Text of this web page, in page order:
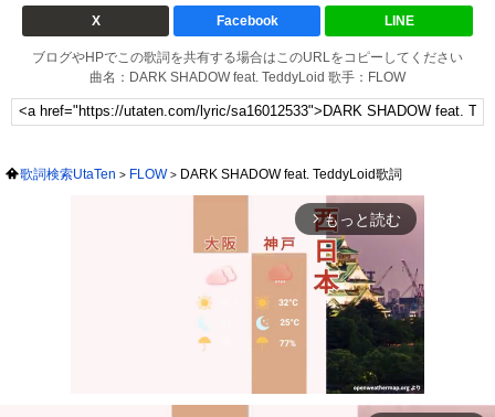
X Facebook LINE
ブログやHPでこの歌詞を共有する場合はこのURLをコピーしてください
曲名：DARK SHADOW feat. TeddyLoid 歌手：FLOW
歌詞検索UtaTen FLOW DARK SHADOW feat. TeddyLoid歌詞
arrow_forward_ios もっと読む